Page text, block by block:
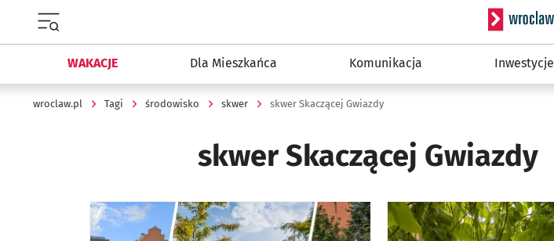
WAKACJE Dla Mieszkańca Komunikacja Inwestycje
wroclaw.pl Tagi środowisko skwer skwer Skaczącej Gwiazdy
skwer Skaczącej Gwiazdy